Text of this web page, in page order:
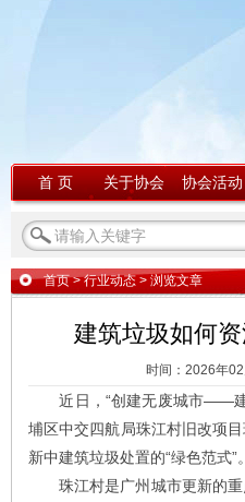
首 页 关于协会 协会活动
首页>行业动态 > 浏览文章
建筑垃圾如何
时间：2026年02
近日，“创建无废城市——建
埔区中交四航局珠江村旧改项
新中建筑垃圾处置的“绿色范式”。
珠江村是广州城市更新的重